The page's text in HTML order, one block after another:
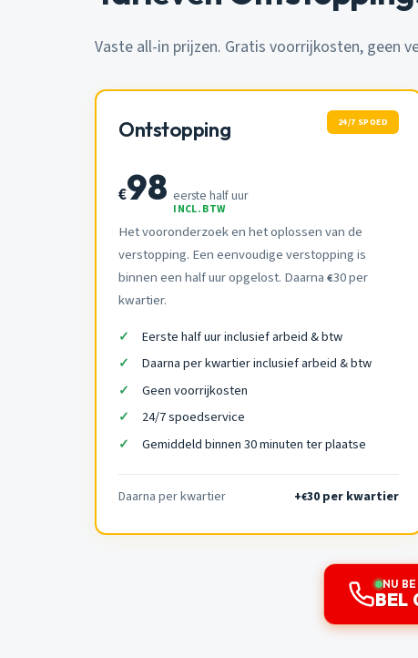
Vaste all-in prijzen. Gratis voorrijkosten, geen
Ontstopping 24/7 SPOED
€98 eerste half uur
INCL. BTW
Het vooronderzoek en het oplossen van de
verstopping. Een eenvoudige verstopping is
binnen een half uur opgelost. Daarna €30 per
kwartier.
Eerste half uur inclusief arbeid & btw
Daarna per kwartier inclusief arbeid & btw
Geen voorrijkosten
24/7 spoedservice
Gemiddeld binnen 30 minuten ter plaatse
Daarna per kwartier +€30 per kwartier
NU
BEL